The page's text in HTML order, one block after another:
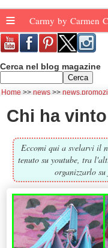
≡ Carmy by Carmen
Cerca nel blog magazine
Home news
Chi ha
Eccomi qui a svelarvi il
tenuto su youtube, tra
organizzarlo